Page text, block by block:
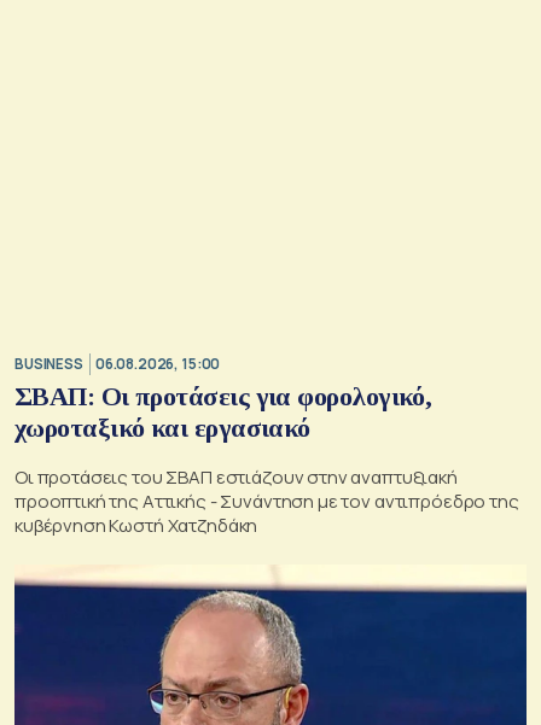
BUSINESS 06.08.2026, 15:00
ΣΒΑΠ: Οι προτάσεις για φορολογικό,
χωροταξικό και εργασιακό
Οι προτάσεις του ΣΒΑΠ εστιάζουν στην αναπτυξιακή
προοπτική της Αττικής - Συνάντηση με τον αντιπρόεδρο της
κυβέρνηση Κωστή Χατζηδάκη